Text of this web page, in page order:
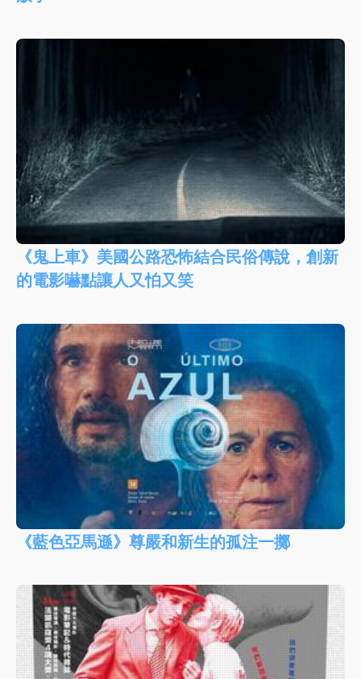
《鬼上車》美國公路恐怖結合民俗傳說，創新
的電影嚇點讓人又怕又笑
《藍色亞馬遜》尊嚴和新生的孤注一擲